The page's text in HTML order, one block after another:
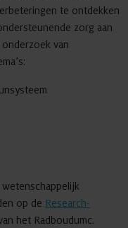
te ontdekken
zorg aan
van
op de Research-
het Radboudumc.